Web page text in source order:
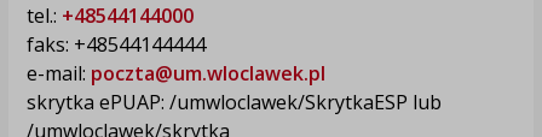
tel.: +48544144000
faks: +48544144444
e-mail: poczta@um.wloclawek.pl
skrytka ePUAP: /umwloclawek/SkrytkaESP lub
/umwloclawek/skrytka